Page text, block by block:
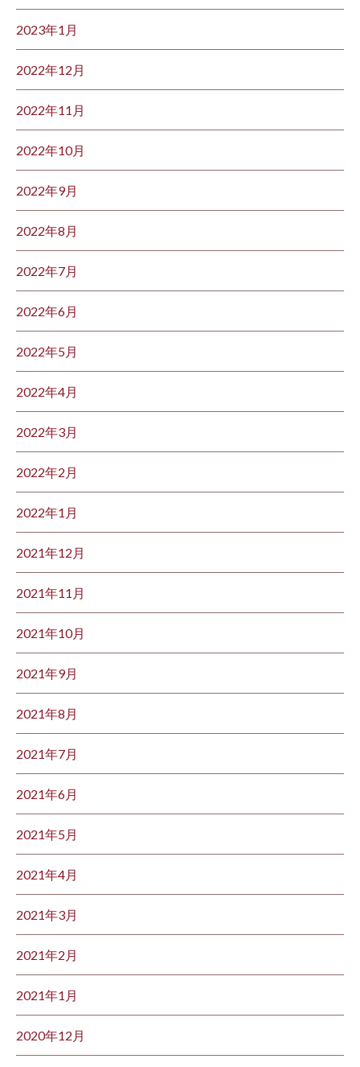
2023年1月
2022年12月
2022年11月
2022年10月
2022年9月
2022年8月
2022年7月
2022年6月
2022年5月
2022年4月
2022年3月
2022年2月
2022年1月
2021年12月
2021年11月
2021年10月
2021年9月
2021年8月
2021年7月
2021年6月
2021年5月
2021年4月
2021年3月
2021年2月
2021年1月
2020年12月